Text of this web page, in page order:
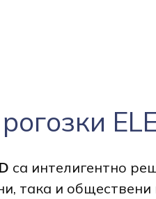
са интелигентно
така и